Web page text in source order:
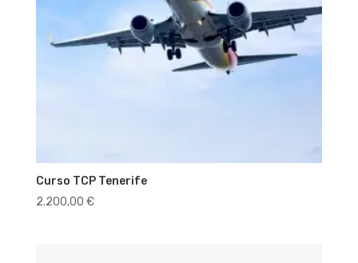
Curso TCP Tenerife
2.200,00 €